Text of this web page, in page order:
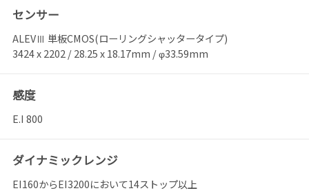
センサー
ALEVⅢ 単板CMOS(ローリングシャッタータイプ)
3424 x 2202 / 28.25 x 18.17mm / φ33.59mm
感度
E.I 800
ダイナミックレンジ
EI160からEI3200において14ストップ以上